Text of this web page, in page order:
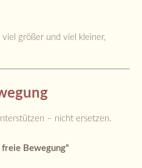
größer und viel kleiner,
– nicht ersetzen.
Bewegung“